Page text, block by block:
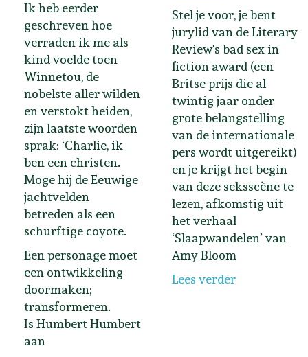
Ik heb eerder
geschreven hoe
verraden ik me als
kind voelde toen
Winnetou, de
nobelste aller wilden
en verstokt heiden,
zijn laatste woorden
sprak: ‘Charlie, ik
ben een christen.
Moge hij de Eeuwige
jachtvelden
betreden als een
schurftige coyote.
Een personage moet
een ontwikkeling
doormaken;
transformeren.
Is Humbert Humbert
aan
Stel je voor, je bent
jurylid van de Literary
Review's bad sex in
fiction award (een
Britse prijs die al
twintig jaar onder
grote belangstelling
van de internationale
pers wordt uitgereikt)
en je krijgt het begin
van deze seksscène te
lezen, afkomstig uit
het verhaal
‘Slaapwandelen’ van
Amy Bloom
Lees verder